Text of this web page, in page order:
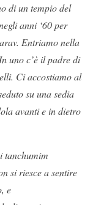
di un tempio del
anni ‘60 per
Entriamo nella
uno c’è il padre di
Ci accostiamo al
su una sedia
avanti e in dietro
tanchumim
si riesce a sentire
e